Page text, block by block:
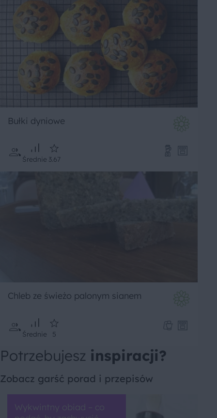
Bułki dyniowe
Średnie 3.67
Chleb ze świeżo palonym sianem
Średnie 5
Potrzebujesz inspiracji?
Zobacz garść porad i przepisów
Wykwintny obiad – co